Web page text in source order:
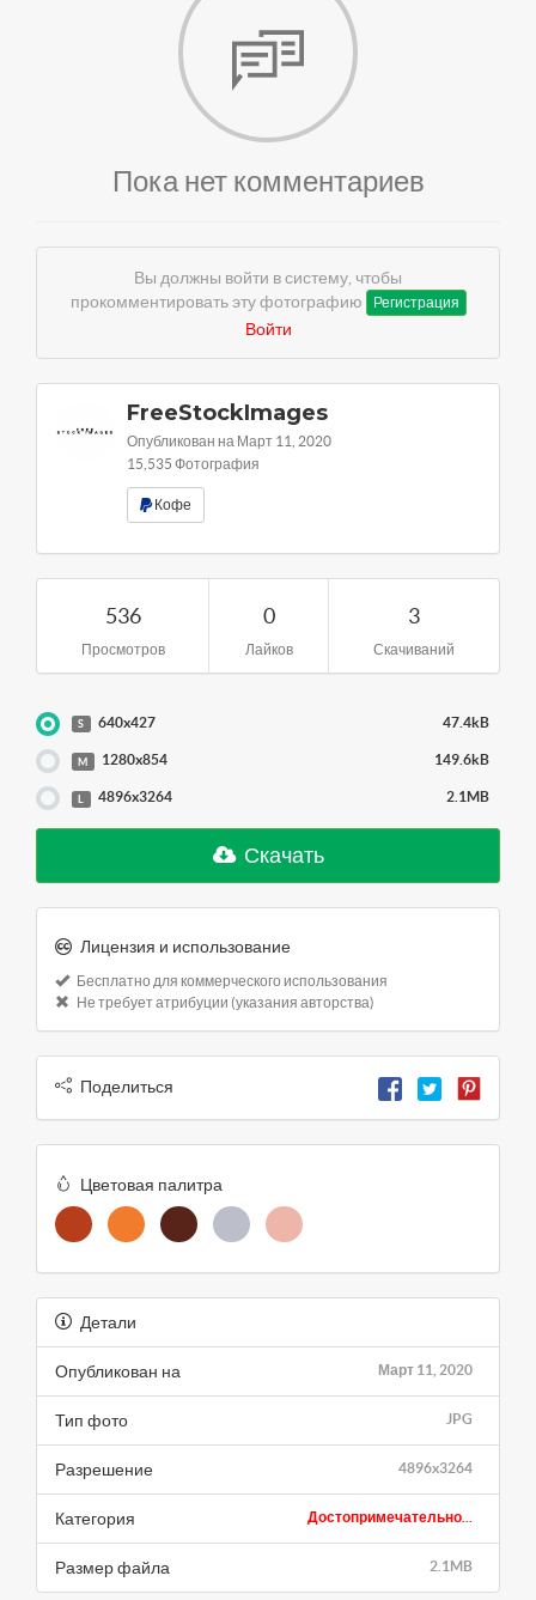
Пока нет комментариев
Вы должны войти в систему, чтобы
прокомментировать эту фотографию
Регистрация
Войти
FreeStockImages
Опубликован на Март 11, 2020
15,535 Фотография
Кофе
536
Просмотров
0
Лайков
3
Скачиваний
S 640x427 47.4kB
M 1280x854 149.6kB
L 4896x3264 2.1MB
Скачать
Лицензия и использование
Бесплатно для коммерческого использования
Не требует атрибуции (указания авторства)
Поделиться
Цветовая палитра
Детали
Март 11, 2020
Опубликован на
JPG
Тип фото
4896x3264
Разрешение
Достопримечательно...
Категория
2.1MB
Размер файла